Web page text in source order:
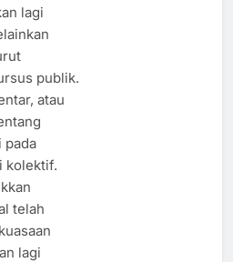
lagi
publik.
atau
pada
kolektif.
telah
lagi